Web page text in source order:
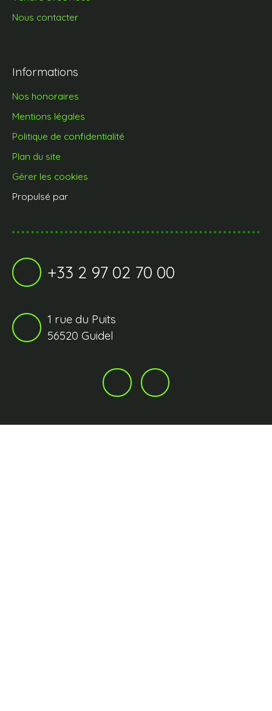
Nous contacter
Informations
Nos honoraires
Mentions légales
Politique de confidentialité
Plan du site
Gérer les cookies
Propulsé par
+33 2 97 02 70 00
1 rue du Puits
56520 Guidel